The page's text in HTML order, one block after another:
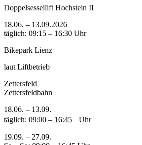
Doppelsessellift Hochstein II
18.06. – 13.09.2026
täglich: 09:15 – 16:30 Uhr
Bikepark Lienz
laut Liftbetrieb
Zettersfeld
Zettersfeldbahn
18.06. – 13.09.
täglich: 09:00 – 16:45 Uhr
19.09. – 27.09.